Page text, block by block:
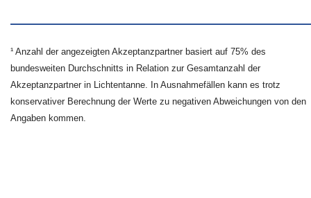
¹ Anzahl der angezeigten Akzeptanzpartner basiert auf 75% des
bundesweiten Durchschnitts in Relation zur Gesamtanzahl der
Akzeptanzpartner in Lichtentanne. In Ausnahmefällen kann es trotz
konservativer Berechnung der Werte zu negativen Abweichungen von den
Angaben kommen.